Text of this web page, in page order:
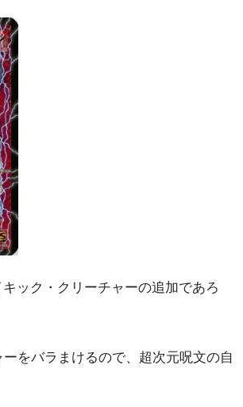
ック・クリーチャーの追加であろ
をバラまけるので、超次元呪文の自